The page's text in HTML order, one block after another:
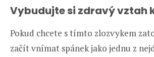
Vybudujte si zdravý vztah
Pokud chcete s tímto zlozvykem
začít vnímat spánek jako jednu z